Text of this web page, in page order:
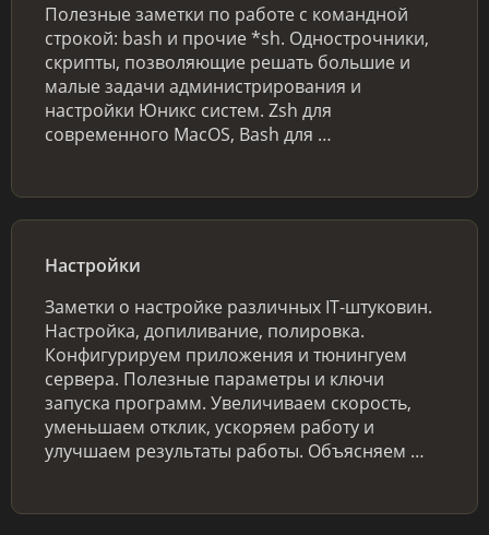
Полезные заметки по работе с командной
строкой: bash и прочие *sh. Однострочники,
скрипты, позволяющие решать большие и
малые задачи администрирования и
настройки Юникс систем. Zsh для
современного MacOS, Bash для …
Настройки
Заметки о настройке различных IT-штуковин.
Настройка, допиливание, полировка.
Конфигурируем приложения и тюнингуем
сервера. Полезные параметры и ключи
запуска программ. Увеличиваем скорость,
уменьшаем отклик, ускоряем работу и
улучшаем результаты работы. Объясняем …